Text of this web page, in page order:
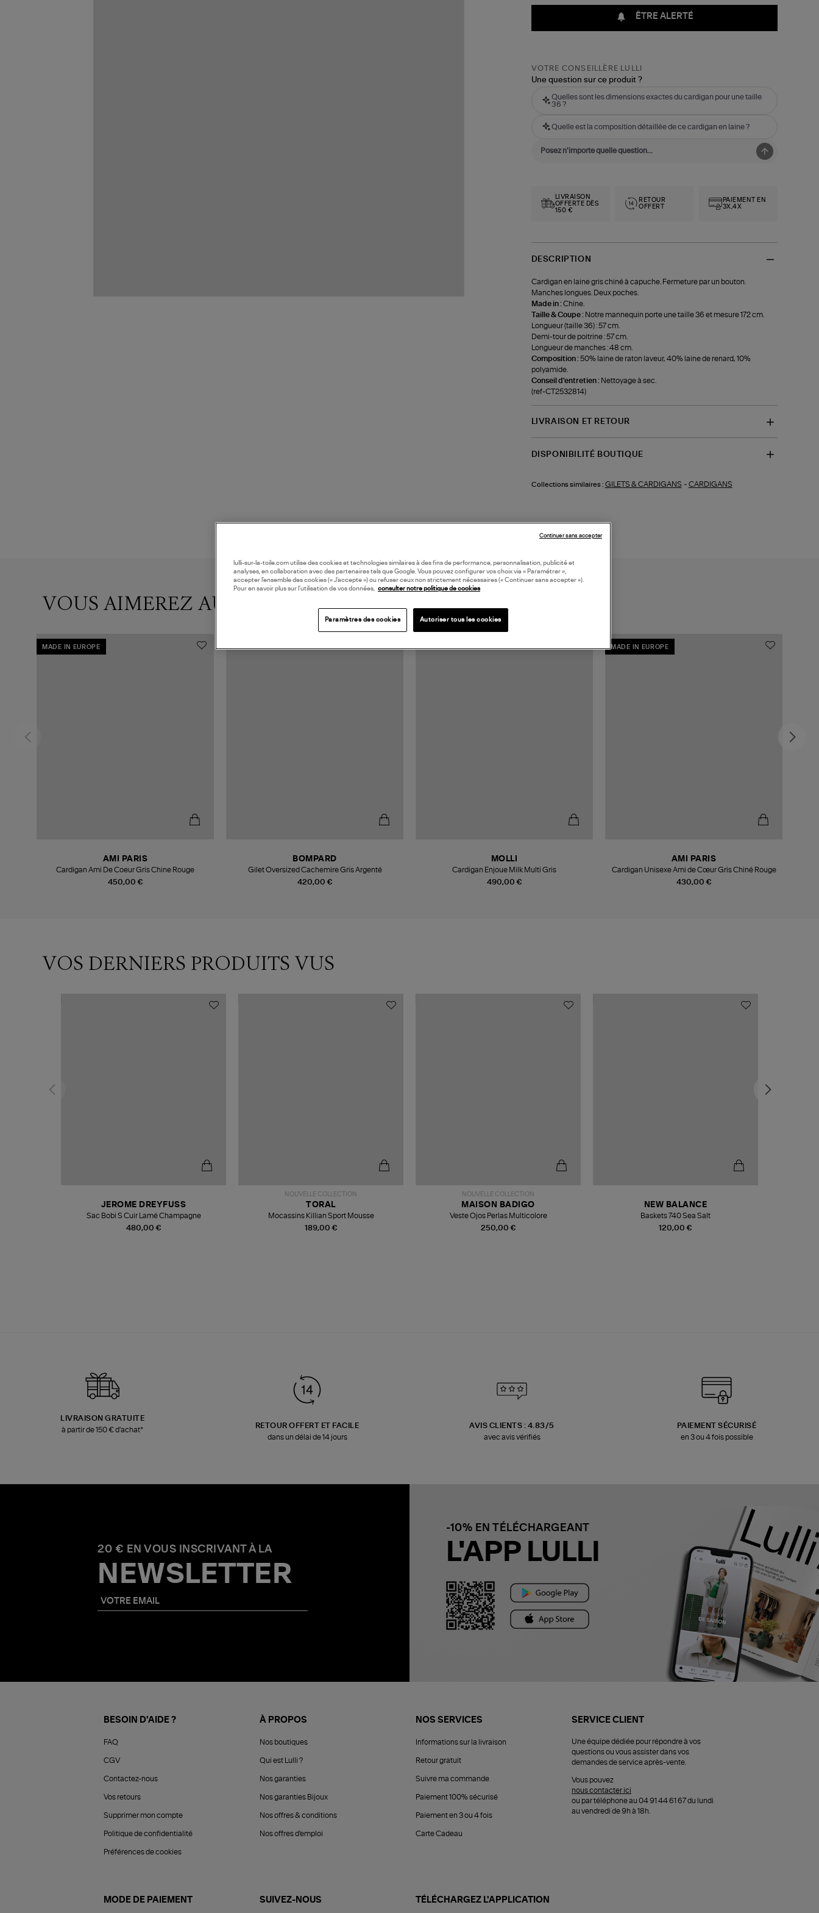
ÊTRE ALERTÉ
VOTRE CONSEILLÈRE LULLI
Une question sur ce produit ?
Quelles sont les dimensions exactes du cardigan pour une taille
36 ?
Quelle est la composition détaillée de ce cardigan en laine ?
LIVRAISON
OFFERTE DÈS
150 €
RETOUR
OFFERT
PAIEMENT EN
3X,4X
DESCRIPTION
Cardigan en laine gris chiné à capuche. Fermeture par un bouton.
Manches longues. Deux poches.
Made in :Chine.
Taille & Coupe : Notre mannequin porte une taille 36 et mesure 172 cm.
Longueur (taille 36) : 57 cm.
Demi-tour de poitrine : 57 cm.
Longueur de manches : 48 cm.
Composition :50% laine de raton laveur, 40% laine de renard, 10%
polyamide.
Conseil d'entretien : Nettoyage à sec.
(ref-CT2532814)
LIVRAISON ET RETOUR
DISPONIBILITÉ BOUTIQUE
Collections similaires : GILETS & CARDIGANS - CARDIGANS
VOUS AIMEREZ AUSSI
MADE IN EUROPE
450,00 €
AMI PARIS
Cardigan Ami De Coeur Gris Chine Rouge
420,00 €
BOMPARD
Gilet Oversized Cachemire Gris Argenté
490,00 €
MOLLI
Cardigan Enjoue Milk Multi Gris
MADE IN EUROPE
430,00 €
AMI PARIS
Cardigan Unisexe Ami de Cœur Gris Chiné Rouge
VOS DERNIERS PRODUITS VUS
480,00 €
JEROME DREYFUSS
Sac Bobi S Cuir Lamé Champagne
NOUVELLE COLLECTION
189,00 €
TORAL
Mocassins Killian Sport Mousse
NOUVELLE COLLECTION
250,00 €
MAISON BADIGO
Veste Ojos Perlas Multicolore
120,00 €
NEW BALANCE
Baskets 740 Sea Salt
LIVRAISON GRATUITE
à partir de 150 € d'achat*
RETOUR OFFERT ET FACILE
dans un délai de 14 jours
AVIS CLIENTS : 4.83/5
avec avis vérifiés
PAIEMENT SÉCURISÉ
en 3 ou 4 fois possible
20 € EN VOUS INSCRIVANT À LA
NEWSLETTER
-10% EN TÉLÉCHARGEANT
L'APP LULLI
BESOIN D'AIDE ?
FAQ
CGV
Contactez-nous
Vos retours
Supprimer mon compte
Politique de confidentialité
Préférences de cookies
À PROPOS
Nos boutiques
Qui est Lulli ?
Nos garanties
Nos garanties Bijoux
Nos offres & conditions
Nos offres d'emploi
NOS SERVICES
Informations sur la livraison
Retour gratuit
Suivre ma commande
Paiement 100% sécurisé
Paiement en 3 ou 4 fois
Carte Cadeau
SERVICE CLIENT
Une équipe dédiée pour répondre à vos
questions ou vous assister dans vos
demandes de service après-vente.
Vous pouvez
nous contacter ici
ou par téléphone au 04 91 44 61 67 du lundi
au vendredi de 9h à 18h.
MODE DE PAIEMENT SUIVEZ-NOUS TÉLÉCHARGEZ L'APPLICATION
lulli-sur-la-toile.com utilise des cookies et technologies similaires à des fins de performance, personnalisation, publicité et
analyses, en collaboration avec des partenaires tels que Google. Vous pouvez configurer vos choix via « Paramétrer »,
accepter l’ensemble des cookies (« J’accepte ») ou refuser ceux non strictement nécessaires (« Continuer sans accepter »).
Pour en savoir plus sur l’utilisation de vos données, consulter notre politique de cookies
Paramètres des cookies Autoriser tous les cookies
Continuer sans accepter